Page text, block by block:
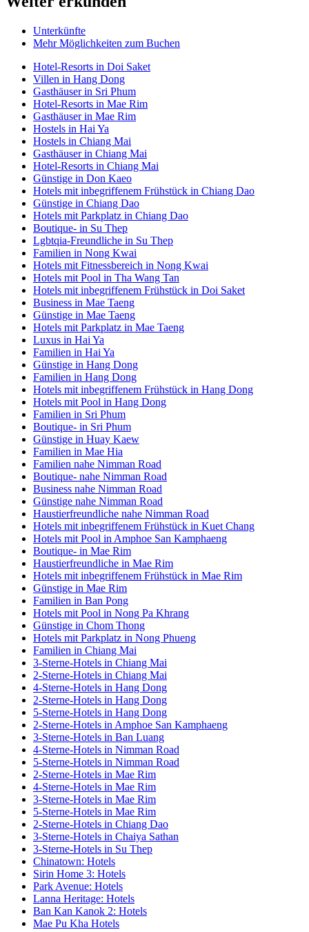
Unterkünfte
Mehr Möglichkeiten zum Buchen
Hotel-Resorts in Doi Saket
Villen in Hang Dong
Gasthäuser in Sri Phum
Hotel-Resorts in Mae Rim
Gasthäuser in Mae Rim
Hostels in Hai Ya
Hostels in Chiang Mai
Gasthäuser in Chiang Mai
Hotel-Resorts in Chiang Mai
Günstige in Don Kaeo
Hotels mit inbegriffenem Frühstück in Chiang Dao
Günstige in Chiang Dao
Hotels mit Parkplatz in Chiang Dao
Boutique- in Su Thep
Lgbtqia-Freundliche in Su Thep
Familien in Nong Kwai
Hotels mit Fitnessbereich in Nong Kwai
Hotels mit Pool in Tha Wang Tan
Hotels mit inbegriffenem Frühstück in Doi Saket
Business in Mae Taeng
Günstige in Mae Taeng
Hotels mit Parkplatz in Mae Taeng
Luxus in Hai Ya
Familien in Hai Ya
Günstige in Hang Dong
Familien in Hang Dong
Hotels mit inbegriffenem Frühstück in Hang Dong
Hotels mit Pool in Hang Dong
Familien in Sri Phum
Boutique- in Sri Phum
Günstige in Huay Kaew
Familien in Mae Hia
Familien nahe Nimman Road
Boutique- nahe Nimman Road
Business nahe Nimman Road
Günstige nahe Nimman Road
Haustierfreundliche nahe Nimman Road
Hotels mit inbegriffenem Frühstück in Kuet Chang
Hotels mit Pool in Amphoe San Kamphaeng
Boutique- in Mae Rim
Haustierfreundliche in Mae Rim
Hotels mit inbegriffenem Frühstück in Mae Rim
Günstige in Mae Rim
Familien in Ban Pong
Hotels mit Pool in Nong Pa Khrang
Günstige in Chom Thong
Hotels mit Parkplatz in Nong Phueng
Familien in Chiang Mai
3-Sterne-Hotels in Chiang Mai
2-Sterne-Hotels in Chiang Mai
4-Sterne-Hotels in Hang Dong
2-Sterne-Hotels in Hang Dong
5-Sterne-Hotels in Hang Dong
2-Sterne-Hotels in Amphoe San Kamphaeng
3-Sterne-Hotels in Ban Luang
4-Sterne-Hotels in Nimman Road
5-Sterne-Hotels in Nimman Road
2-Sterne-Hotels in Mae Rim
4-Sterne-Hotels in Mae Rim
3-Sterne-Hotels in Mae Rim
5-Sterne-Hotels in Mae Rim
2-Sterne-Hotels in Chiang Dao
3-Sterne-Hotels in Chaiya Sathan
3-Sterne-Hotels in Su Thep
Chinatown: Hotels
Sirin Home 3: Hotels
Park Avenue: Hotels
Lanna Heritage: Hotels
Ban Kan Kanok 2: Hotels
Mae Pu Kha Hotels